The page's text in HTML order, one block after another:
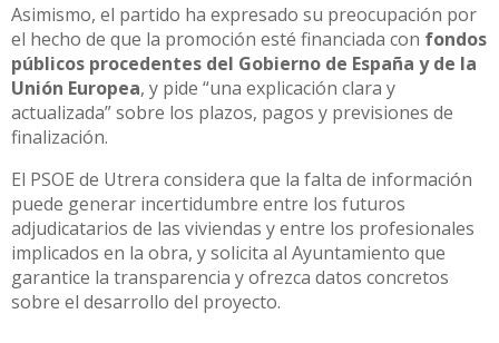
Asimismo, el partido ha expresado su preocupación por
el hecho de que la promoción esté financiada con fondos
públicos procedentes del Gobierno de España y de la
Unión Europea, y pide “una explicación clara y
actualizada” sobre los plazos, pagos y previsiones de
finalización.
El PSOE de Utrera considera que la falta de información
puede generar incertidumbre entre los futuros
adjudicatarios de las viviendas y entre los profesionales
implicados en la obra, y solicita al Ayuntamiento que
garantice la transparencia y ofrezca datos concretos
sobre el desarrollo del proyecto.